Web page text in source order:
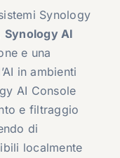
Synology
Synology AI
e una
in ambienti
AI Console
e filtraggio
di
localmente